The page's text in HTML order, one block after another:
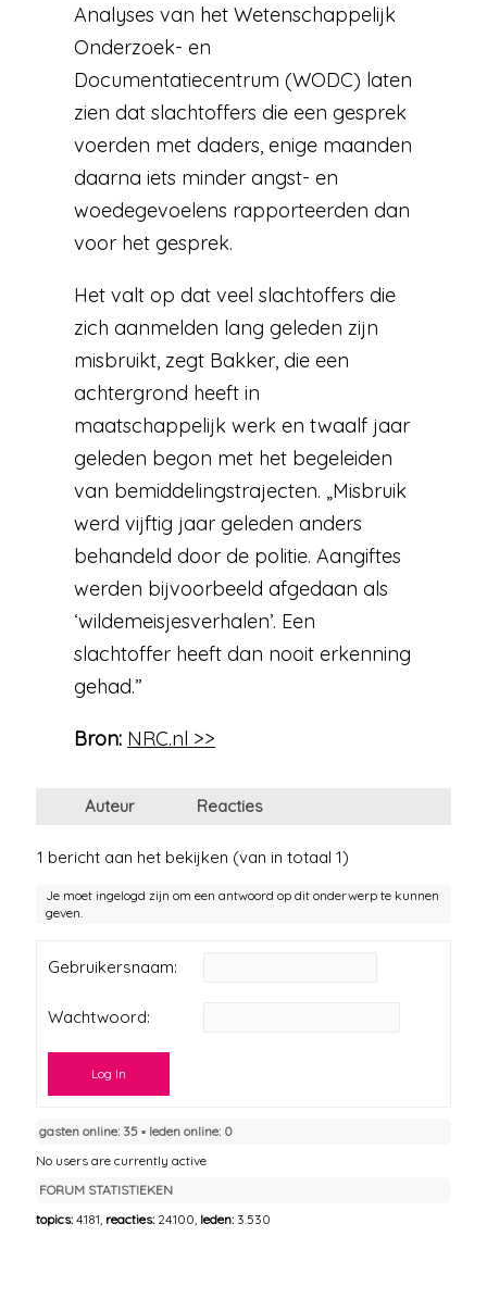
Analyses van het Wetenschappelijk
Onderzoek- en
Documentatiecentrum (WODC) laten
zien dat slachtoffers die een gesprek
voerden met daders, enige maanden
daarna iets minder angst- en
woedegevoelens rapporteerden dan
voor het gesprek.
Het valt op dat veel slachtoffers die
zich aanmelden lang geleden zijn
misbruikt, zegt Bakker, die een
achtergrond heeft in
maatschappelijk werk en twaalf jaar
geleden begon met het begeleiden
van bemiddelingstrajecten. „Misbruik
werd vijftig jaar geleden anders
behandeld door de politie. Aangiftes
werden bijvoorbeeld afgedaan als
‘wildemeisjesverhalen’. Een
slachtoffer heeft dan nooit erkenning
gehad.”
Bron: NRC.nl >>
Auteur Reacties
1 bericht aan het bekijken (van in totaal 1)
Je moet ingelogd zijn om een antwoord op dit onderwerp te kunnen
geven.
Gebruikersnaam:
Wachtwoord:
Log In
gasten online: 35 ▪︎ leden online: 0
No users are currently active
FORUM STATISTIEKEN
topics:4.181, reacties: 24.100, leden: 3.530